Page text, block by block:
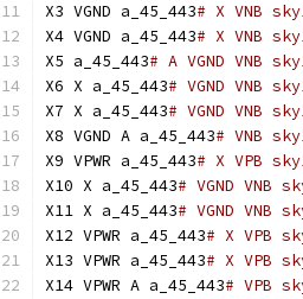
X3 VGND a_45_443# X VNB
X4 VGND a_45_443# X VNB
X5 a_45_443# A VGND VNB
X6 X a_45_443# VGND VNB
X7 X a_45_443# VGND VNB
X8 VGND A a_45_443# VNB
X9 VPWR a_45_443# X VPB
X10 X a_45_443# VGND VNB
X11 X a_45_443# VGND VNB
X12 VPWR a_45_443# X VPB
X13 VPWR a_45_443# X VPB
X14 VPWR A a_45_443# VPB